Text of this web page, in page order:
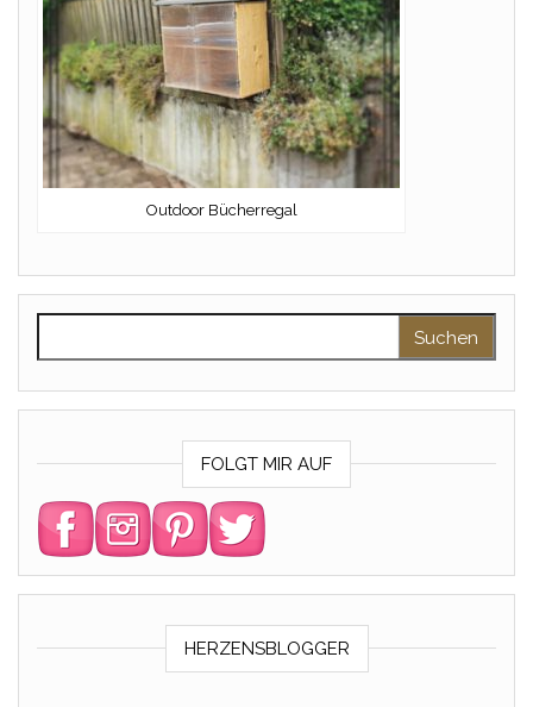
Outdoor Bücherregal
FOLGT MIR AUF
HERZENSBLOGGER